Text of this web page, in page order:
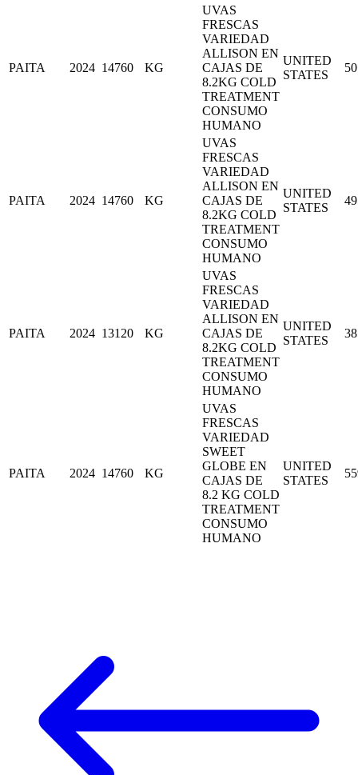
PAITA 2024 14760 KG
UVAS
FRESCAS
VARIEDAD
ALLISON EN
CAJAS DE
8.2KG COLD
TREATMENT
CONSUMO
HUMANO
UNITED
STATES
PAITA 2024 14760 KG
UVAS
FRESCAS
VARIEDAD
ALLISON EN
CAJAS DE
8.2KG COLD
TREATMENT
CONSUMO
HUMANO
UNITED
STATES
PAITA 2024 13120 KG
UVAS
FRESCAS
VARIEDAD
ALLISON EN
CAJAS DE
8.2KG COLD
TREATMENT
CONSUMO
HUMANO
UNITED
STATES
PAITA 2024 14760 KG
UVAS
FRESCAS
VARIEDAD
SWEET
GLOBE EN
CAJAS DE
8.2 KG COLD
TREATMENT
CONSUMO
HUMANO
UNITED
STATES